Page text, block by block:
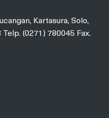
Kartasura, Solo,
(0271) 780045 Fax.